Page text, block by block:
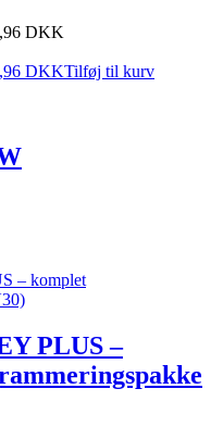
DKK
DKKTilføj til kurv
DKK.
PLUS –